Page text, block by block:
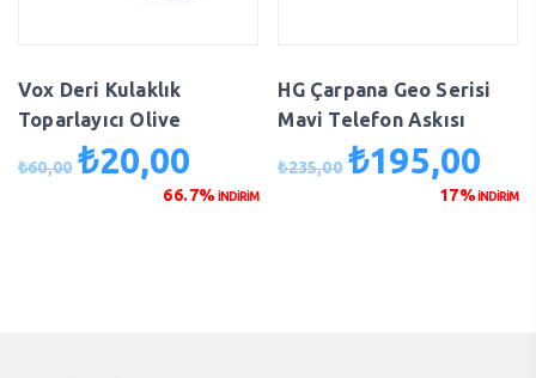
Vox Deri Kulaklık
Toparlayıcı Olive
₺60,00 Orijinal
₺20,00
andaki
66.7% İNDİRİM
HG Çarpana Geo Serisi
Mavi Telefon Askısı
₺235,00 Orijinal
₺195,00
17%İNDİRİM